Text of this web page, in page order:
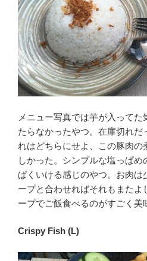
メニュー写真では芋が入って
たらなかったやつ。在庫切れだ
れはどちらにせよ、この豚肉の
しかった。シンプルな塩っぱめ
ぱくいける感じのやつ。お肉は
ープと合わせればそれもまたよ
ープでご飯食べるのがすごく美
Crispy Fish (L)